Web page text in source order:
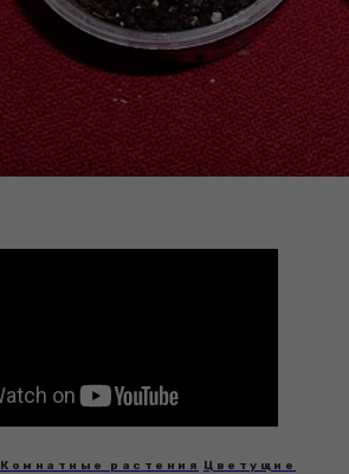
Комнатные растения Цветущие